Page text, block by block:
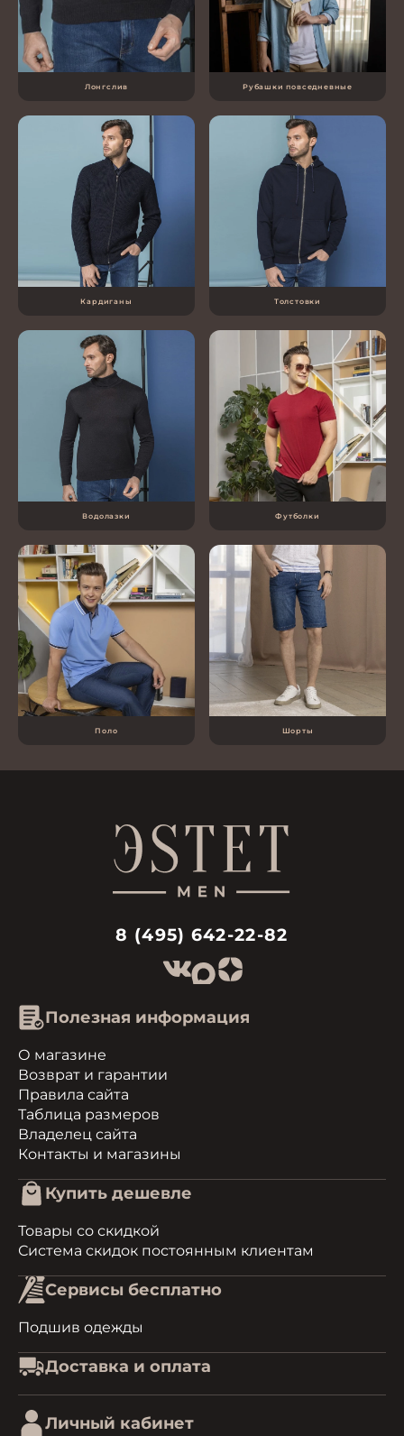
Рубашки повседневные
Лонгслив
Кардиганы Толстовки
Водолазки Футболки
Поло Шорты
8 (495) 642-22-82
Полезная информация
О магазине
Возврат и гарантии
Правила сайта
Таблица размеров
Владелец сайта
Контакты и магазины
Купить дешевле
Товары со скидкой
Система скидок постоянным клиентам
Сервисы бесплатно
Подшив одежды
Доставка и оплата
Личный кабинет